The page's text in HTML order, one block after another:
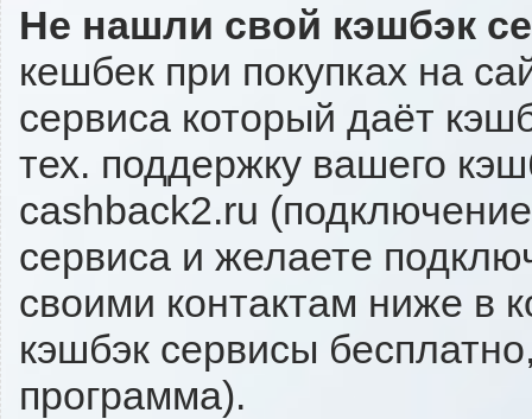
Не нашли свой кэшбэк
кешбек при покупках на
сервиса который даёт
тех. поддержку вашего
cashback2.ru
сервиса и желаете
своими контактам ниже в
кэшбэк сервисы
программа).